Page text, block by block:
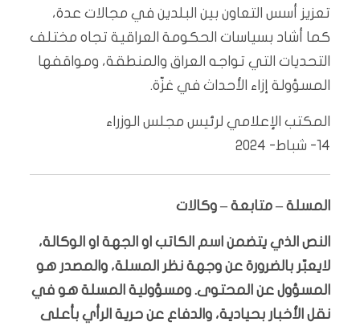
تعزيز أسس التعاون بين البلدين في مجالات عدة،
كما أشاد بسياسات الحكومة العراقية تجاه مختلف
التحديات التي تواجه العراق والمنطقة، ومواقفها
المسؤولة إزاء الأحداث في غزّة.
المكتب الإعلامي لرئيس مجلس الوزراء
14- شباط- 2024
المسلة – متابعة – وكالات
النص الذي يتضمن اسم الكاتب او الجهة او الوكالة،
لايعبّر بالضرورة عن وجهة نظر المسلة، والمصدر هو
المسؤول عن المحتوى. ومسؤولية المسلة هو في
نقل الأخبار بحيادية، والدفاع عن حرية الرأي بأعلى